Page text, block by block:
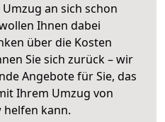
an sich schon
Ihnen dabei
über die Kosten
Sie sich zurück – wir
Angebote für Sie, das
Ihrem Umzug von
helfen kann.